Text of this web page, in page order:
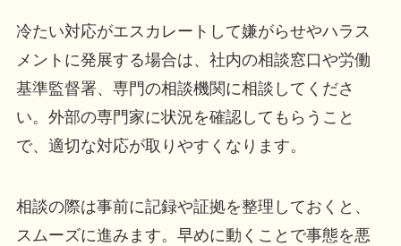
冷たい対応がエスカレートして嫌がらせやハラス
メントに発展する場合は、社内の相談窓口や労働
基準監督署、専門の相談機関に相談してくださ
い。外部の専門家に状況を確認してもらうこと
で、適切な対応が取りやすくなります。
相談の際は事前に記録や証拠を整理しておくと、
スムーズに進みます。早めに動くことで事態を悪